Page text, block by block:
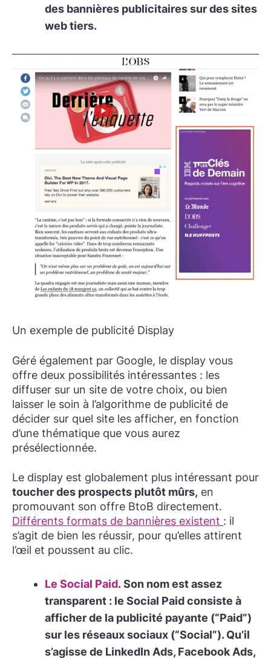
des bannières publicitaires sur des sites
web tiers.
Un exemple de publicité Display
Géré également par Google, le display vous
offre deux possibilités intéressantes : les
diffuser sur un site de votre choix, ou bien
laisser le soin à l’algorithme de publicité de
décider sur quel site les afficher, en fonction
d’une thématique que vous aurez
présélectionnée.
Le display est globalement plus intéressant pour
toucher des prospects plutôt mûrs, en
promouvant son offre BtoB directement.
Différents formats de bannières existent : il
s’agit de bien les réussir, pour qu’elles attirent
l’œil et poussent au clic.
Le Social Paid.Son nom est assez
transparent : le Social Paid consiste à
afficher de la publicité payante (“Paid”)
sur les réseaux sociaux (“Social”). Qu’il
s’agisse de LinkedIn Ads, Facebook Ads,